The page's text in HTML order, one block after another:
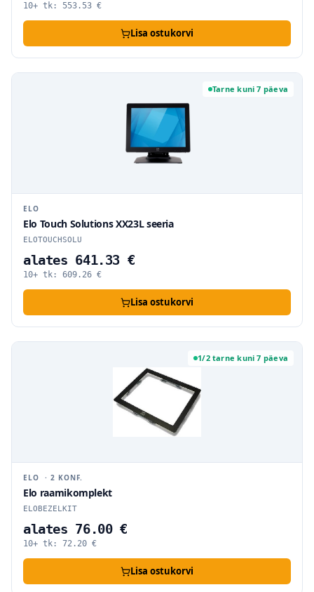
10+ tk: 553.53 €
Lisa ostukorvi
Tarne kuni 7 päeva
ELO
Elo Touch Solutions XX23L seeria
ELOTOUCHSOLU
alates 641.33 €
10+ tk: 609.26 €
Lisa ostukorvi
1/2 tarne kuni 7 päeva
ELO · 2 KONF.
Elo raamikomplekt
ELOBEZELKIT
alates 76.00 €
10+ tk: 72.20 €
Lisa ostukorvi